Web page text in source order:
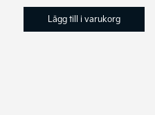
Lägg till i varukorg